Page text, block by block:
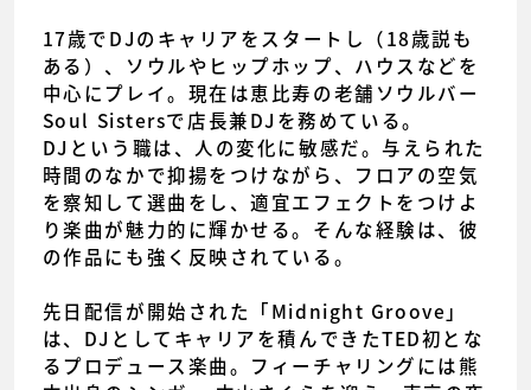
17歳でDJのキャリアをスタートし（18歳説も
ある）、ソウルやヒップホップ、ハウスなどを
中心にプレイ。現在は恵比寿の老舗ソウルバー
Soul Sistersで店長兼DJを務めている。
DJという職は、人の変化に敏感だ。与えられた
時間のなかで抑揚をつけながら、フロアの空気
を察知して選曲をし、適宜エフェクトをつけよ
り楽曲が魅力的に輝かせる。そんな経験は、彼
の作品にも強く反映されている。
先日配信が開始された「Midnight Groove」
は、DJとしてキャリアを積んできたTED初とな
るプロデュース楽曲。フィーチャリングには熊